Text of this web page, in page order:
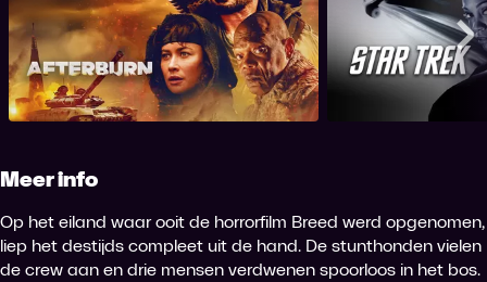
Afterburn Star
Meer info
Op het eiland waar ooit de horrorfilm Breed werd opgenomen,
liep het destijds compleet uit de hand. De stunthonden vielen
de crew aan en drie mensen verdwenen spoorloos in het bos.